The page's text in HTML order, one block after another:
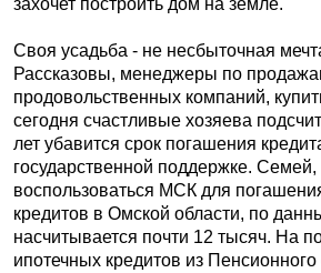
захочет построить дом на земле.
Своя усадьба - не несбыточная
Рассказовы, менеджеры по
продовольственных компаний,
сегодня счастливые хозяева
лет убавится срок погашения
государственной поддержке.
воспользоваться МСК для
кредитов в Омской области, по
насчитывается почти 12 тысяч. На
ипотечных кредитов из